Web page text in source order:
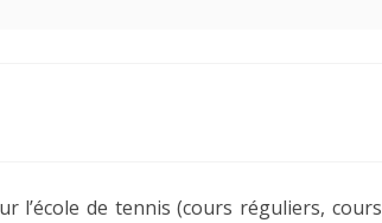
l’école de tennis (cours réguliers, cours